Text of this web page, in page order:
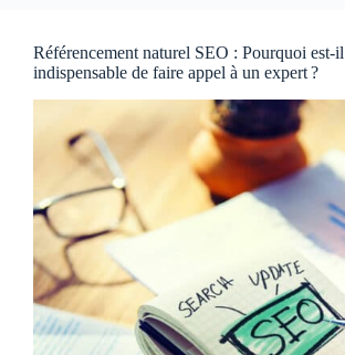
Référencement naturel SEO : Pourquoi est-il
indispensable de faire appel à un expert ?